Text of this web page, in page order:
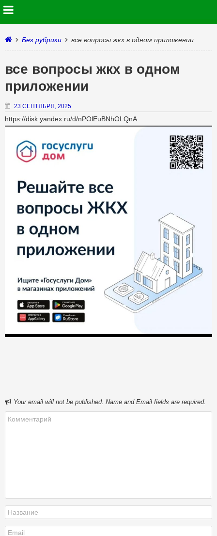
Без рубрики все вопросы жкх в одном приложении
все вопросы жкх в одном
приложении
23 СЕНТЯБРЯ, 2025
https://disk.yandex.ru/d/nPOlEuBNhOLQnA
Your email will not be published. Name and Email fields are required.